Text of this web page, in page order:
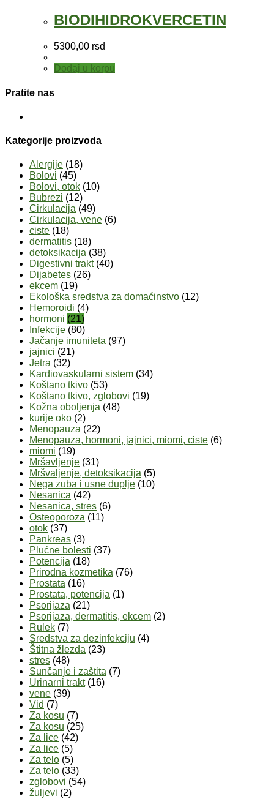
BIODIHIDROKVERCETIN
5300,00 rsd
Dodaj u korpu
Pratite nas
Kategorije proizvoda
Alergije (18)
Bolovi (45)
Bolovi, otok (10)
Bubrezi (12)
Cirkulacija (49)
Cirkulacija, vene (6)
ciste (18)
dermatitis (18)
detoksikacija (38)
Digestivni trakt (40)
Dijabetes (26)
ekcem (19)
Ekološka sredstva za domaćinstvo (12)
Hemoroidi (4)
hormoni (21)
Infekcije (80)
Jačanje imuniteta (97)
jajnici (21)
Jetra (32)
Kardiovaskularni sistem (34)
Koštano tkivo (53)
Koštano tkivo, zglobovi (19)
Kožna oboljenja (48)
kurije oko (2)
Menopauza (22)
Menopauza, hormoni, jajnici, miomi, ciste (6)
miomi (19)
Mršavljenje (31)
Mršvaljenje, detoksikacija (5)
Nega zuba i usne duplje (10)
Nesanica (42)
Nesanica, stres (6)
Osteoporoza (11)
otok (37)
Pankreas (3)
Plućne bolesti (37)
Potencija (18)
Prirodna kozmetika (76)
Prostata (16)
Prostata, potencija (1)
Psorijaza (21)
Psorijaza, dermatitis, ekcem (2)
Rulek (7)
Sredstva za dezinfekciju (4)
Štitna žlezda (23)
stres (48)
Sunčanje i zaštita (7)
Urinarni trakt (16)
vene (39)
Vid (7)
Za kosu (7)
Za kosu (25)
Za lice (42)
Za lice (5)
Za telo (5)
Za telo (33)
zglobovi (54)
žuljevi (2)